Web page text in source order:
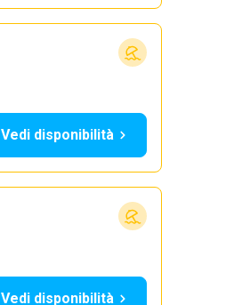
Vedi disponibilità
Vedi disponibilità